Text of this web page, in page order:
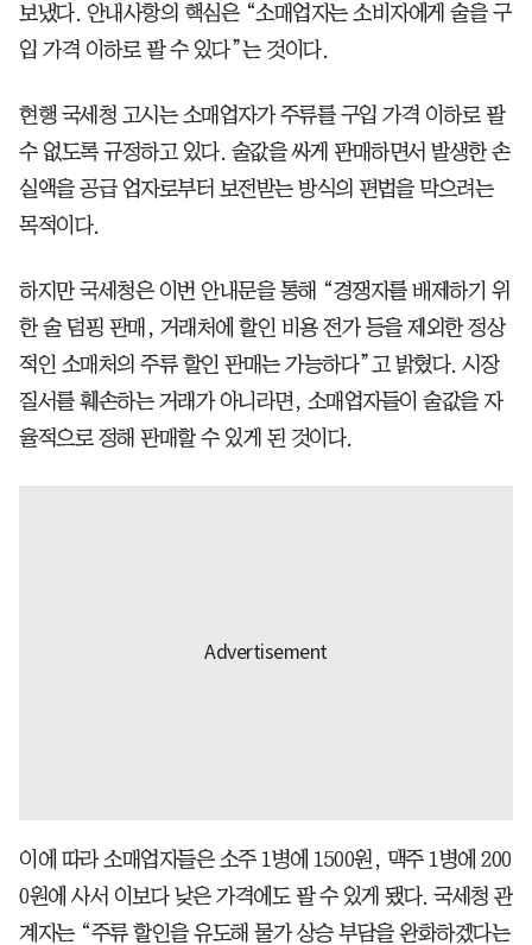
보냈다. 안내사항의 핵심은 “소매업자는 소비자에게 술을 구
입 가격 이하로 팔 수 있다”는 것이다.
현행 국세청 고시는 소매업자가 주류를 구입 가격 이하로 팔
수 없도록 규정하고 있다. 술값을 싸게 판매하면서 발생한 손
실액을 공급 업자로부터 보전받는 방식의 편법을 막으려는
목적이다.
하지만 국세청은 이번 안내문을 통해 “경쟁자를 배제하기 위
한 술 덤핑 판매, 거래처에 할인 비용 전가 등을 제외한 정상
적인 소매처의 주류 할인 판매는 가능하다”고 밝혔다. 시장
질서를 훼손하는 거래가 아니라면, 소매업자들이 술값을 자
율적으로 정해 판매할 수 있게 된 것이다.
이에 따라 소매업자들은 소주 1병에 1500원, 맥주 1병에 200
0원에 사서 이보다 낮은 가격에도 팔 수 있게 됐다. 국세청 관
계자는 “주류 할인을 유도해 물가 상승 부담을 완화하겠다는